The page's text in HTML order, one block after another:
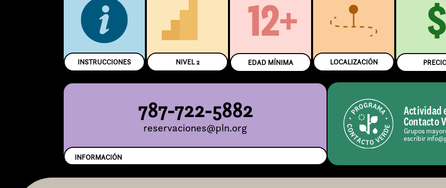
INSTRUCCIONES NIVEL2
12+
EDAD MÍNIMA LOCALIZACIÓN
$
787-722-5882
reservaciones@pln.org
INFORMACIÓN
Actividad
Contacto
Grupos
escribir